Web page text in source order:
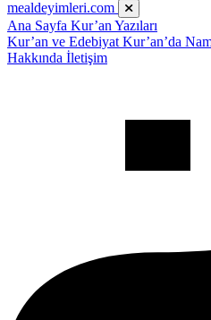
mealdeyimleri.com
Ana Sayfa Kur’an Yazıları
Kur’an ve Edebiyat Kur’an’da
Hakkında İletişim